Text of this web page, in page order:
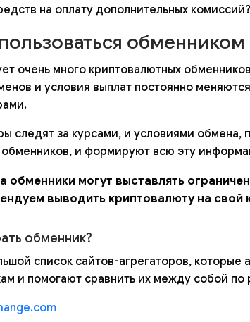
на оплату дополнительных
обменником
очень много криптовалютных
и условия выплат постоянно
следят за курсами, и условиями
обменников, и формируют всю эту
обменники могут выставлять
выводить криптовалюту на
обменник?
список сайтов-агрегаторов,
и помогают сравнить их между собой по